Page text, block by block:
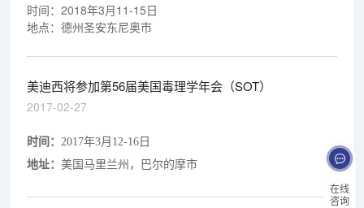
在线
咨询
时间：2018年3月11-15日
地点：德州圣安东尼奥市
美迪西将参加第56届美国毒理学年会（SOT）
2017-02-27
时间： 2017年3月12-16日
地址：美国马里兰州，巴尔的摩市